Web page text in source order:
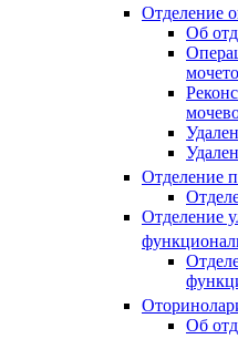
Отделение
Об
Отделение
Отделение
Об